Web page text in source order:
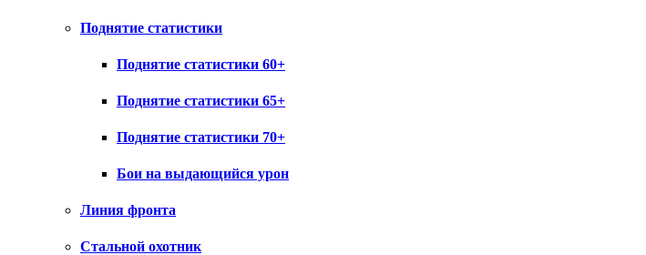
Поднятие статистики
Поднятие статистики 60+
Поднятие статистики 65+
Поднятие статистики 70+
Бои на выдающийся урон
Линия фронта
Стальной охотник